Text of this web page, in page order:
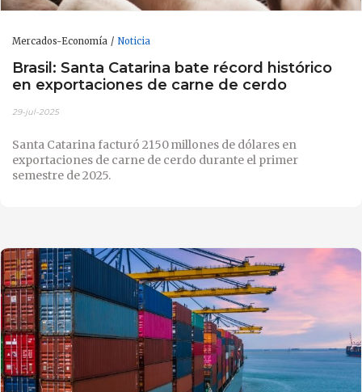
Mercados-Economía Noticia
Brasil: Santa Catarina bate récord histórico
en exportaciones de carne de cerdo
29-jul-2025
Santa Catarina facturó 2150 millones de dólares en
exportaciones de carne de cerdo durante el primer
semestre de 2025.